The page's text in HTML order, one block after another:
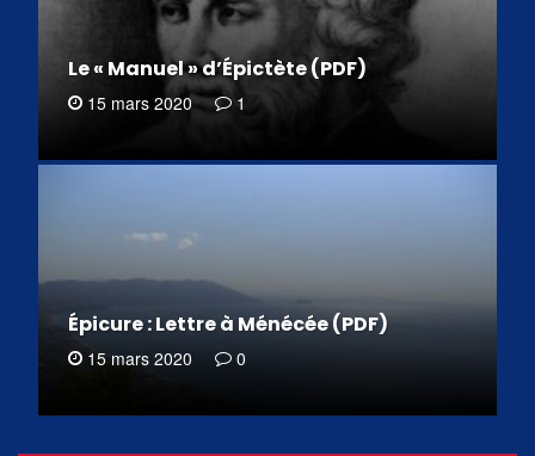
Le « Manuel » d’Épictète (PDF)
15 mars 2020 1
Épicure : Lettre à Ménécée (PDF)
15 mars 2020 0